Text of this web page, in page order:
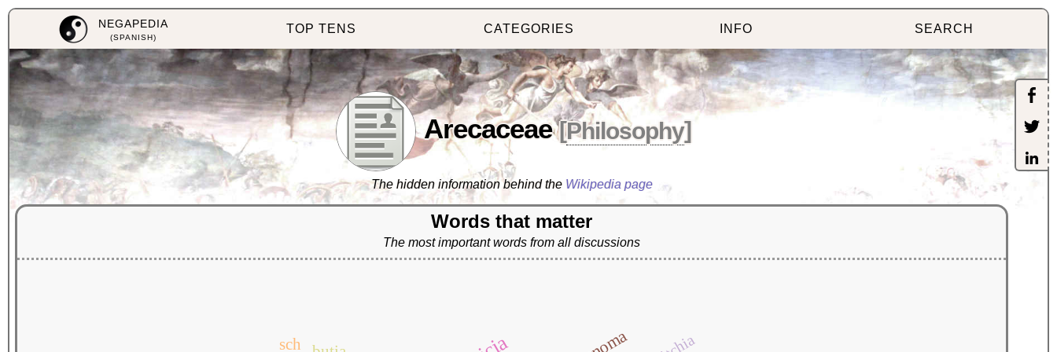
NEGAPEDIA
(SPANISH)
TOP TENS CATEGORIES INFO SEARCH
Arecaceae [Philosophy]
The hidden information behind the Wikipedia page
Words that matter
The most important words from all discussions
sch